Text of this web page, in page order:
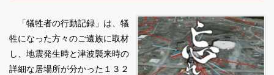
「犠牲者の行動記録」は、犠
牲になった方々のご遺族に取材
し、地震発生時と津波襲来時の
詳細な居場所が分かった１３２